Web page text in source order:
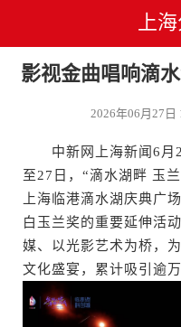
上
影视金曲唱响滴
2026年06月27
中新网上海新闻6月
至27日，“滴水湖畔 玉
上海临港滴水湖庆典广
白玉兰奖的重要延伸活
媒、以光影艺术为桥，
文化盛宴，累计吸引逾